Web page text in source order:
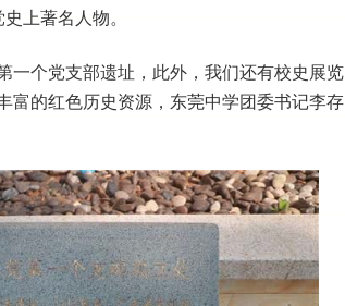
上著名人物。
一个党支部遗址，此外，我们还有校史展览
的红色历史资源，东莞中学团委书记李存